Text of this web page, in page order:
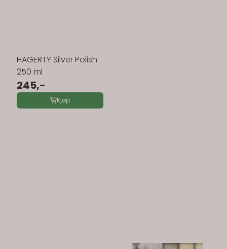
HAGERTY Silver Polish
250 ml
245,-
Kjøp